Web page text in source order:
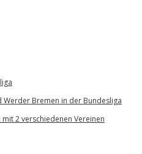
Werder Bremen in der Bundesliga
2 verschiedenen Vereinen